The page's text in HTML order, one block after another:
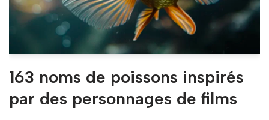
163 noms de poissons inspirés
par des personnages de films